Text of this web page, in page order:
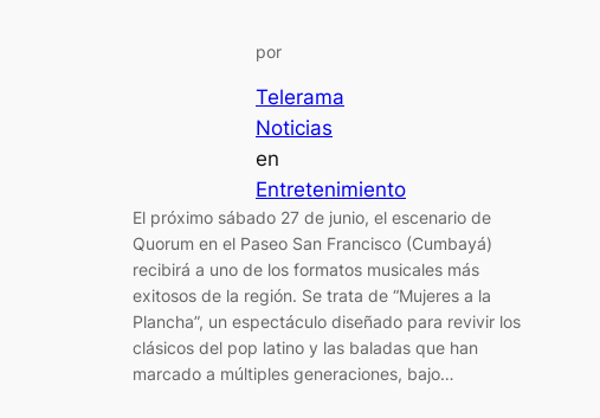
por
Telerama
Noticias
en
Entretenimiento
El próximo sábado 27 de junio, el escenario de
Quorum en el Paseo San Francisco (Cumbayá)
recibirá a uno de los formatos musicales más
exitosos de la región. Se trata de “Mujeres a la
Plancha”, un espectáculo diseñado para revivir los
clásicos del pop latino y las baladas que han
marcado a múltiples generaciones, bajo…